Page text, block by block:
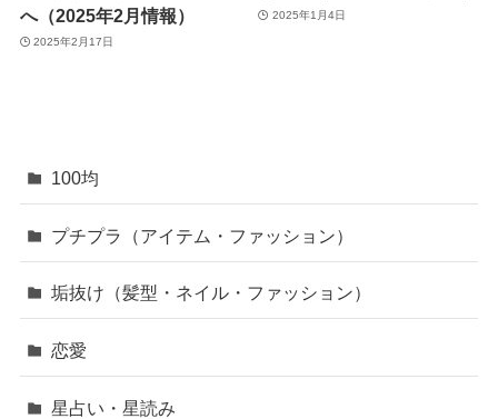
へ（2025年2月情報）
2025年2月17日
2025年1月4日
100均
プチプラ（アイテム・ファッション）
垢抜け（髪型・ネイル・ファッション）
恋愛
星占い・星読み